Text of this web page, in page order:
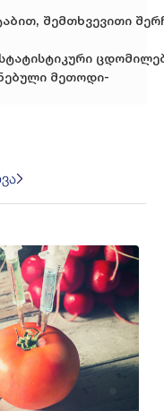
, შემთხვევითი
სტატისტიკური
მეთოდი-